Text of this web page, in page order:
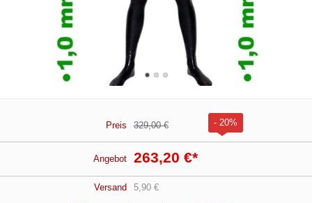
Preis 329,00 € - 20%
Angebot 263,20 €*
Versand 5,90 €